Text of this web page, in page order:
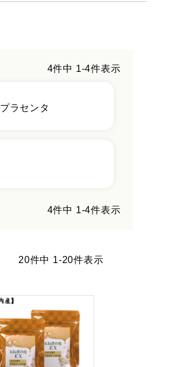
4件中 1-4件表示
プラセンタ
4件中 1-4件表示
20件中 1-20件表示